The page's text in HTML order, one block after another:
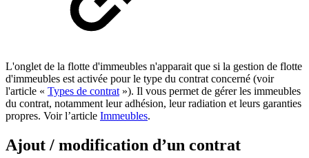
L'onglet de la flotte d'immeubles n'apparait que si la gestion de flotte
d'immeubles est activée pour le type du contrat concerné (voir
l'article « Types de contrat »). Il vous permet de gérer les immeubles
du contrat, notamment leur adhésion, leur radiation et leurs garanties
propres. Voir l’article Immeubles.
Ajout / modification d’un contrat